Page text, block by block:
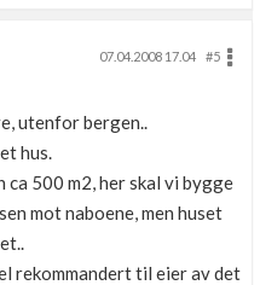
07.04.2008 17.04
#5
utenfor bergen..
hus.
ca 500 m2, her skal vi bygge
mot naboene, men huset
rekommandert til eier av det